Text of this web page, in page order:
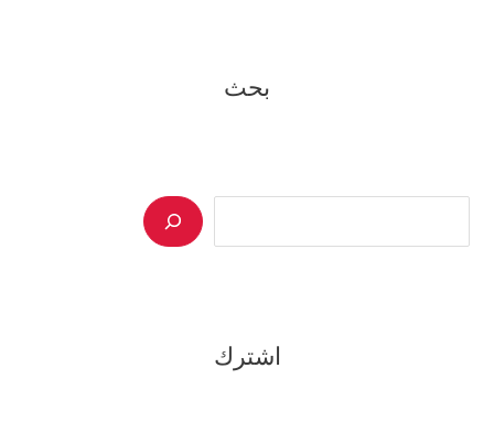
بحث
اشترك